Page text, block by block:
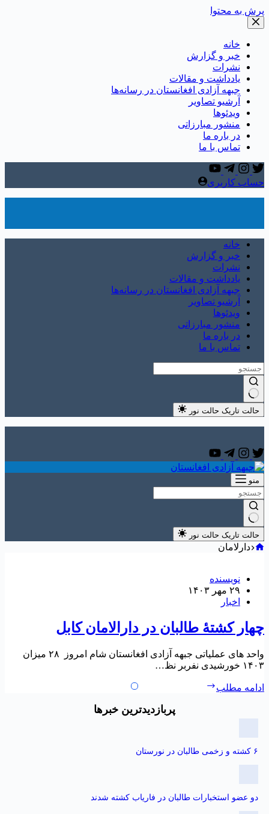
پرش به محتوا
خانه
خبر و گزارش
نشرات
یادداشت و مقالات
جبهه آزادی افغانستان در رسانه‌ها
آرشیو تصاویر
ویدئوها
منشور مبارزاتی
در باره ما
تماس با ما
حساب کاربری
خانه
خبر و گزارش
نشرات
یادداشت و مقالات
جبهه آزادی افغانستان در رسانه‌ها
آرشیو تصاویر
ویدئوها
منشور مبارزاتی
در باره ما
تماس با ما
حالت تاریک حالت نور
منو
حالت تاریک حالت نور
دارلامان
نویسنده
۲۹ مهر ۱۴۰۳
اخبار
‏چهار کشتهٔ طالبان در دارالامان کابل
واحد های عملیاتی جبهه آزادی افغانستان شام امروز ۲۸ میزان
۱۴۰۳ خورشیدی نفربر نظ…
ادامه مطلب
پربازدیدترین خبرها
۶ کشته و زخمی طالبان در نورستان
دو عضو استخبارات طالبان در فاریاب کشته شدند